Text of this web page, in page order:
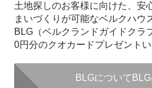
土地探しのお客様に向けた、安
まいづくりが可能なベルクハウ
BLG（ベルクランドガイドクラ
0円分のクオカードプレゼントい
BLGについて